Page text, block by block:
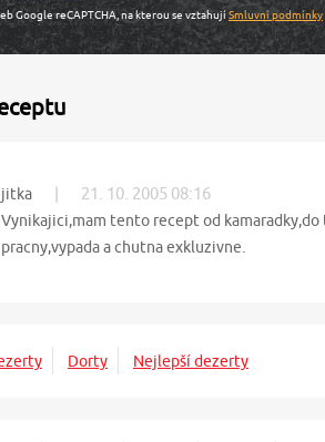
Google reCAPTCHA, na kterou se vztahujíSmluvní podmínky
jitka 21. 10. 2005 08:16
Vynikajici,mam tento recept od
pracny,vypada a chutna exkluzivne.
Dorty Nejlepší dezerty